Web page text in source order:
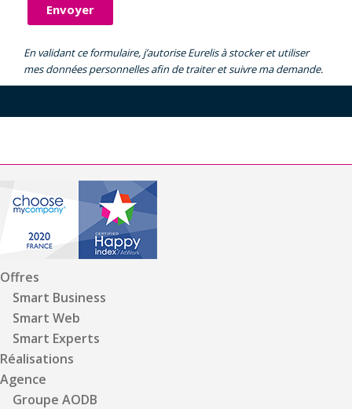
Envoyer
En validant ce formulaire, j’autorise Eurelis à stocker et utiliser
mes données personnelles afin de traiter et suivre ma demande.
Offres
Smart Business
Smart Web
Smart Experts
Réalisations
Agence
Groupe AODB